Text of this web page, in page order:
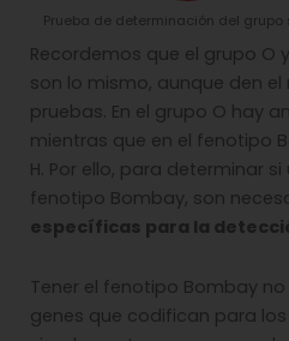
Prueba de determinación del grupo
Recordemos que el grupo O
son lo mismo, aunque den
pruebas. En el grupo O hay
mientras que en el fenotipo
H. Por ello, para determinar
fenotipo Bombay, son
específicas para la
Tener el fenotipo Bombay
genes que codifican para los